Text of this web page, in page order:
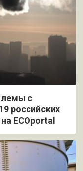
с
российских
ECOportal